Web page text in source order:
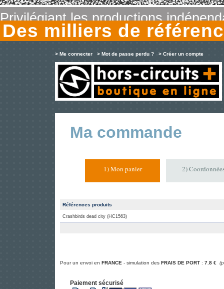
Privilégiant les productions
Des milliers de
> Me connecter > Mot de passe perdu ? > Créer un compte
Ma commande
1) Mon panier 2)
Références produits
Crashbirds dead city (HC1563)
Pour un envoi en FRANCE - simulation des FRAIS DE PORT : 7.8 €
Paiement sécurisé